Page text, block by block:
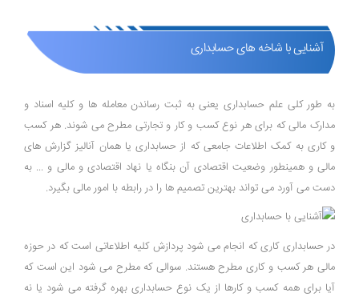
آشنایی با شاخه های حسابداری
به طور کلی علم حسابداری یعنی به ثبت رساندن معامله ها و کلیه اسناد و
مدارک مالی که برای هر نوع کسب و کار و تجارتی مطرح می شوند. هر کسب
و کاری به کمک اطلاعات جامعی که از حسابداری یا همان آنالیز گزارش های
مالی و همینطور وضعیت اقتصادی آن بنگاه یا نهاد اقتصادی و مالی و ... به
دست می آورد می تواند بهترین تصمیم ها را در رابطه با امور مالی بگیرد.
در حسابداری کاری که انجام می شود پردازش کلیه اطلاعاتی است که در حوزه
مالی هر کسب و کاری مطرح هستند. سوالی که مطرح می شود این است که
آیا برای همه کسب و کارها از یک نوع حسابداری بهره گرفته می شود یا نه